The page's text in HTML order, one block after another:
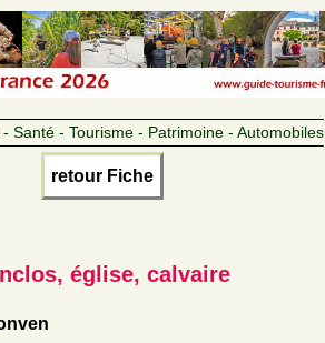
Santé - Tourisme - Patrimoine - Automobiles
retour Fiche
église, calvaire